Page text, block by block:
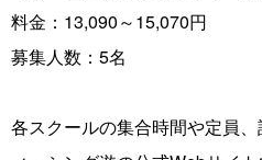
料金：13,090～15,070円
募集人数：5名
各スクールの集合時間や定員